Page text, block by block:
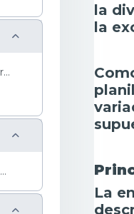
Colapsar
EVALUACIÓN Ahora que has terminado este curso y ...
Colapsar
Estimados participantes.Felicitaciones a quienes...
Colapsar
la
la
La